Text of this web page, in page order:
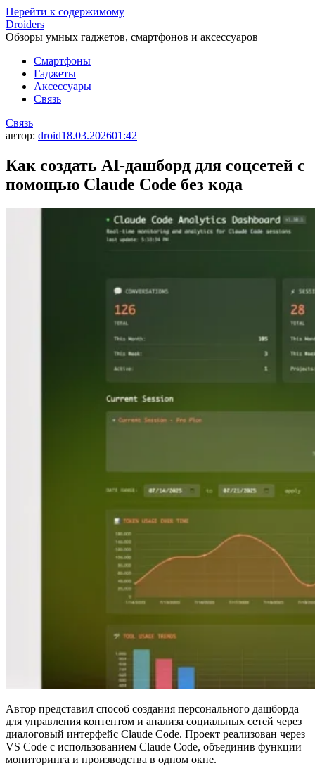
Перейти к содержимому
Droiders
Обзоры умных гаджетов, смартфонов и аксессуаров
Смартфоны
Гаджеты
Аксессуары
Связь
Связь
автор: droid18.03.202601:42
Как создать AI-дашборд для соцсетей с
помощью Claude Code без кода
Автор представил способ создания персонального дашборда
для управления контентом и анализа социальных сетей через
диалоговый интерфейс Claude Code. Проект реализован через
VS Code с использованием Claude Code, объединив функции
мониторинга и производства в одном окне.